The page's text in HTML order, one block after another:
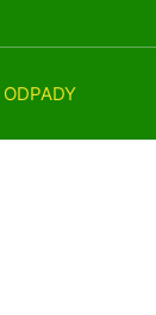
ODPADY